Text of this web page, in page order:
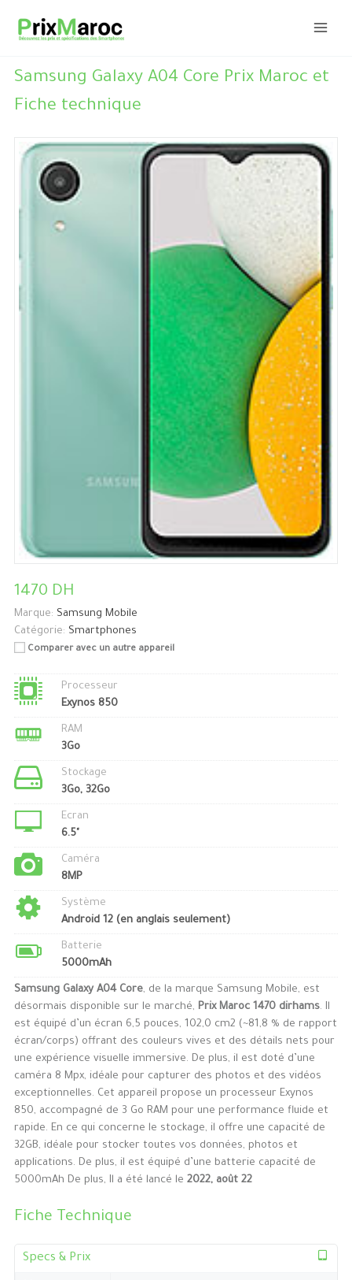
Samsung Galaxy A04 Core Prix Maroc et
Fiche technique
1470 DH
Marque: Samsung Mobile
Catégorie: Smartphones
Comparer avec un autre appareil
Processeur
Exynos 850
RAM
3Go
Stockage
3Go, 32Go
Ecran
6.5"
Caméra
8MP
Système
Android 12 (en anglais seulement)
Batterie
5000mAh
Samsung Galaxy A04 Core, de la marque Samsung Mobile, est
désormais disponible sur le marché, Prix Maroc 1470 dirhams. Il
est équipé d’un écran 6,5 pouces, 102,0 cm2 (~81,8 % de rapport
écran/corps) offrant des couleurs vives et des détails nets pour
une expérience visuelle immersive. De plus, il est doté d’une
caméra 8 Mpx, idéale pour capturer des photos et des vidéos
exceptionnelles. Cet appareil propose un processeur Exynos
850, accompagné de 3 Go RAM pour une performance fluide et
rapide. En ce qui concerne le stockage, il offre une capacité de
32GB, idéale pour stocker toutes vos données, photos et
applications. De plus, il est équipé d’une batterie capacité de
5000mAh De plus, Il a été lancé le 2022, août 22
Fiche Technique
Specs & Prix